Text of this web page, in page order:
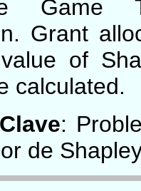
Grant
of
calculated.
:
de